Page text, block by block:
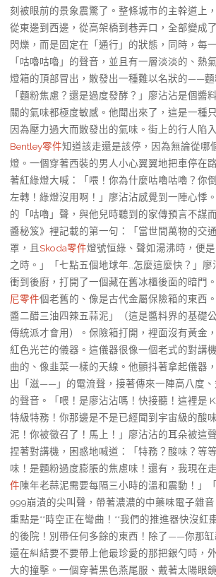
刻被眼前的景象震驚了。整條城市的主幹道上
從東邊到西邊，從高架橋到巷弄口，全部變成
閃爍，而是固定在「通行」的狀態，同時，每
「咕嚕咕嚕」的聲音，並且有一層淡淡的、熱
燈箱的頂部冒出，散發出一種難以名狀的——麵
「麵粉焦慮？還是過度發酵？」廖沾沾是個醬
關的氣味都極度敏感。他聞出來了，這是一種
因為壓力過大而散發出的氣味。街上的行人陷
Bentley零件知道該走還是該停，因為無論從哪
燈。一個穿著西裝的男人小心翼翼地把車停在
著紅綠燈大喊：「喂！你為什麼咕嚕咕嚕？你
左轉！綠燈沒用啊！」廖沾沾感覺到一陣心悸
的「咕嚕」聲，與他兒時聽到的家傳預言不謀
醬秘笈》裡記載的第一句：「當世間萬物的交
罩，且 Skoda零件燈號恒綠、聲如湯沸時，便
之時。」「七點五個地球年…怎麼這麼快？」廖
衝到後廚，打開了一個藏在舊冰櫃後面的暗門
尼零件個老舊的、像是古代金屬保險箱的東西
醬二醋三油四辣五蒜泥」（這是醬料界的基礎
傳統派才會用）。保險箱打開，裡面沒有黃金
紅色光芒的儀器。這儀器很像一個老式的對講
曲的、像韭菜一樣的天線。他顫抖著拿起儀器
出「滋——」的電流聲，接著傳來一陣高八度
的聲音。「喂！是廖沾沾嗎！快接聽！這裡是
特級特務！你那邊是不是已經聞到宇宙級的酸
泥！你被徵召了！馬上！」廖沾沾的耳朵被這
捏著對講機，困惑地喊道：「特務？酸味？等
味！是麵粉過度膨脹的焦慮味！還有，我現在
件陳年老蒜泥需要每隔三小時的溫和震動！」
999崩潰的尖叫聲，帶著濃濃的中藥味電子雜音
重點是**時空正在彎曲！**我們的推進器快沒紅
的後院！別帶任何多餘的東西！除了——你那
還在糾結要不要帶上他最珍愛的那把銀勺時，
大的撞擊。一個穿著黑色燕尾服、戴著太陽眼